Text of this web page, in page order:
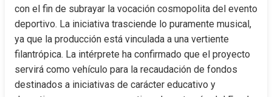
con el fin de subrayar la vocación cosmopolita del evento
deportivo. La iniciativa trasciende lo puramente musical,
ya que la producción está vinculada a una vertiente
filantrópica. La intérprete ha confirmado que el proyecto
servirá como vehículo para la recaudación de fondos
destinados a iniciativas de carácter educativo y